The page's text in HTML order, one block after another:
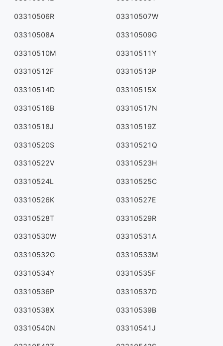
03310506R 03310507W
03310508A 03310509G
03310510M 03310511Y
03310512F 03310513P
03310514D 03310515X
03310516B 03310517N
03310518J 03310519Z
03310520S 03310521Q
03310522V 03310523H
03310524L 03310525C
03310526K 03310527E
03310528T 03310529R
03310530W 03310531A
03310532G 03310533M
03310534Y 03310535F
03310536P 03310537D
03310538X 03310539B
03310540N 03310541J